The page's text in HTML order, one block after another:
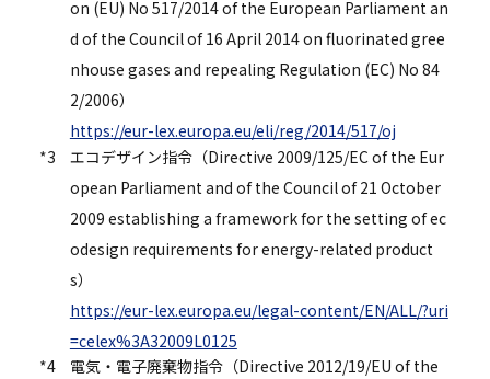
on (EU) No 517/2014 of the European Parliament an
d of the Council of 16 April 2014 on fluorinated gree
nhouse gases and repealing Regulation (EC) No 84
2/2006）
https://eur-lex.europa.eu/eli/reg/2014/517/oj
*3
エコデザイン指令（Directive 2009/125/EC of the Eur
opean Parliament and of the Council of 21 October
2009 establishing a framework for the setting of ec
odesign requirements for energy-related product
s）
https://eur-lex.europa.eu/legal-content/EN/ALL/?uri
=celex%3A32009L0125
*4
電気・電子廃棄物指令（Directive 2012/19/EU of the